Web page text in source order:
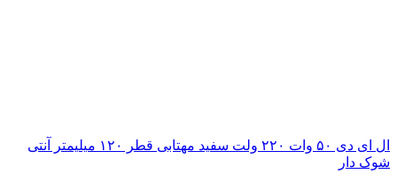
ال ای دی ۵۰ وات ۲۲۰ ولت سفید مهتابی قطر ۱۲۰ میلیمتر آنتی
شوک دار